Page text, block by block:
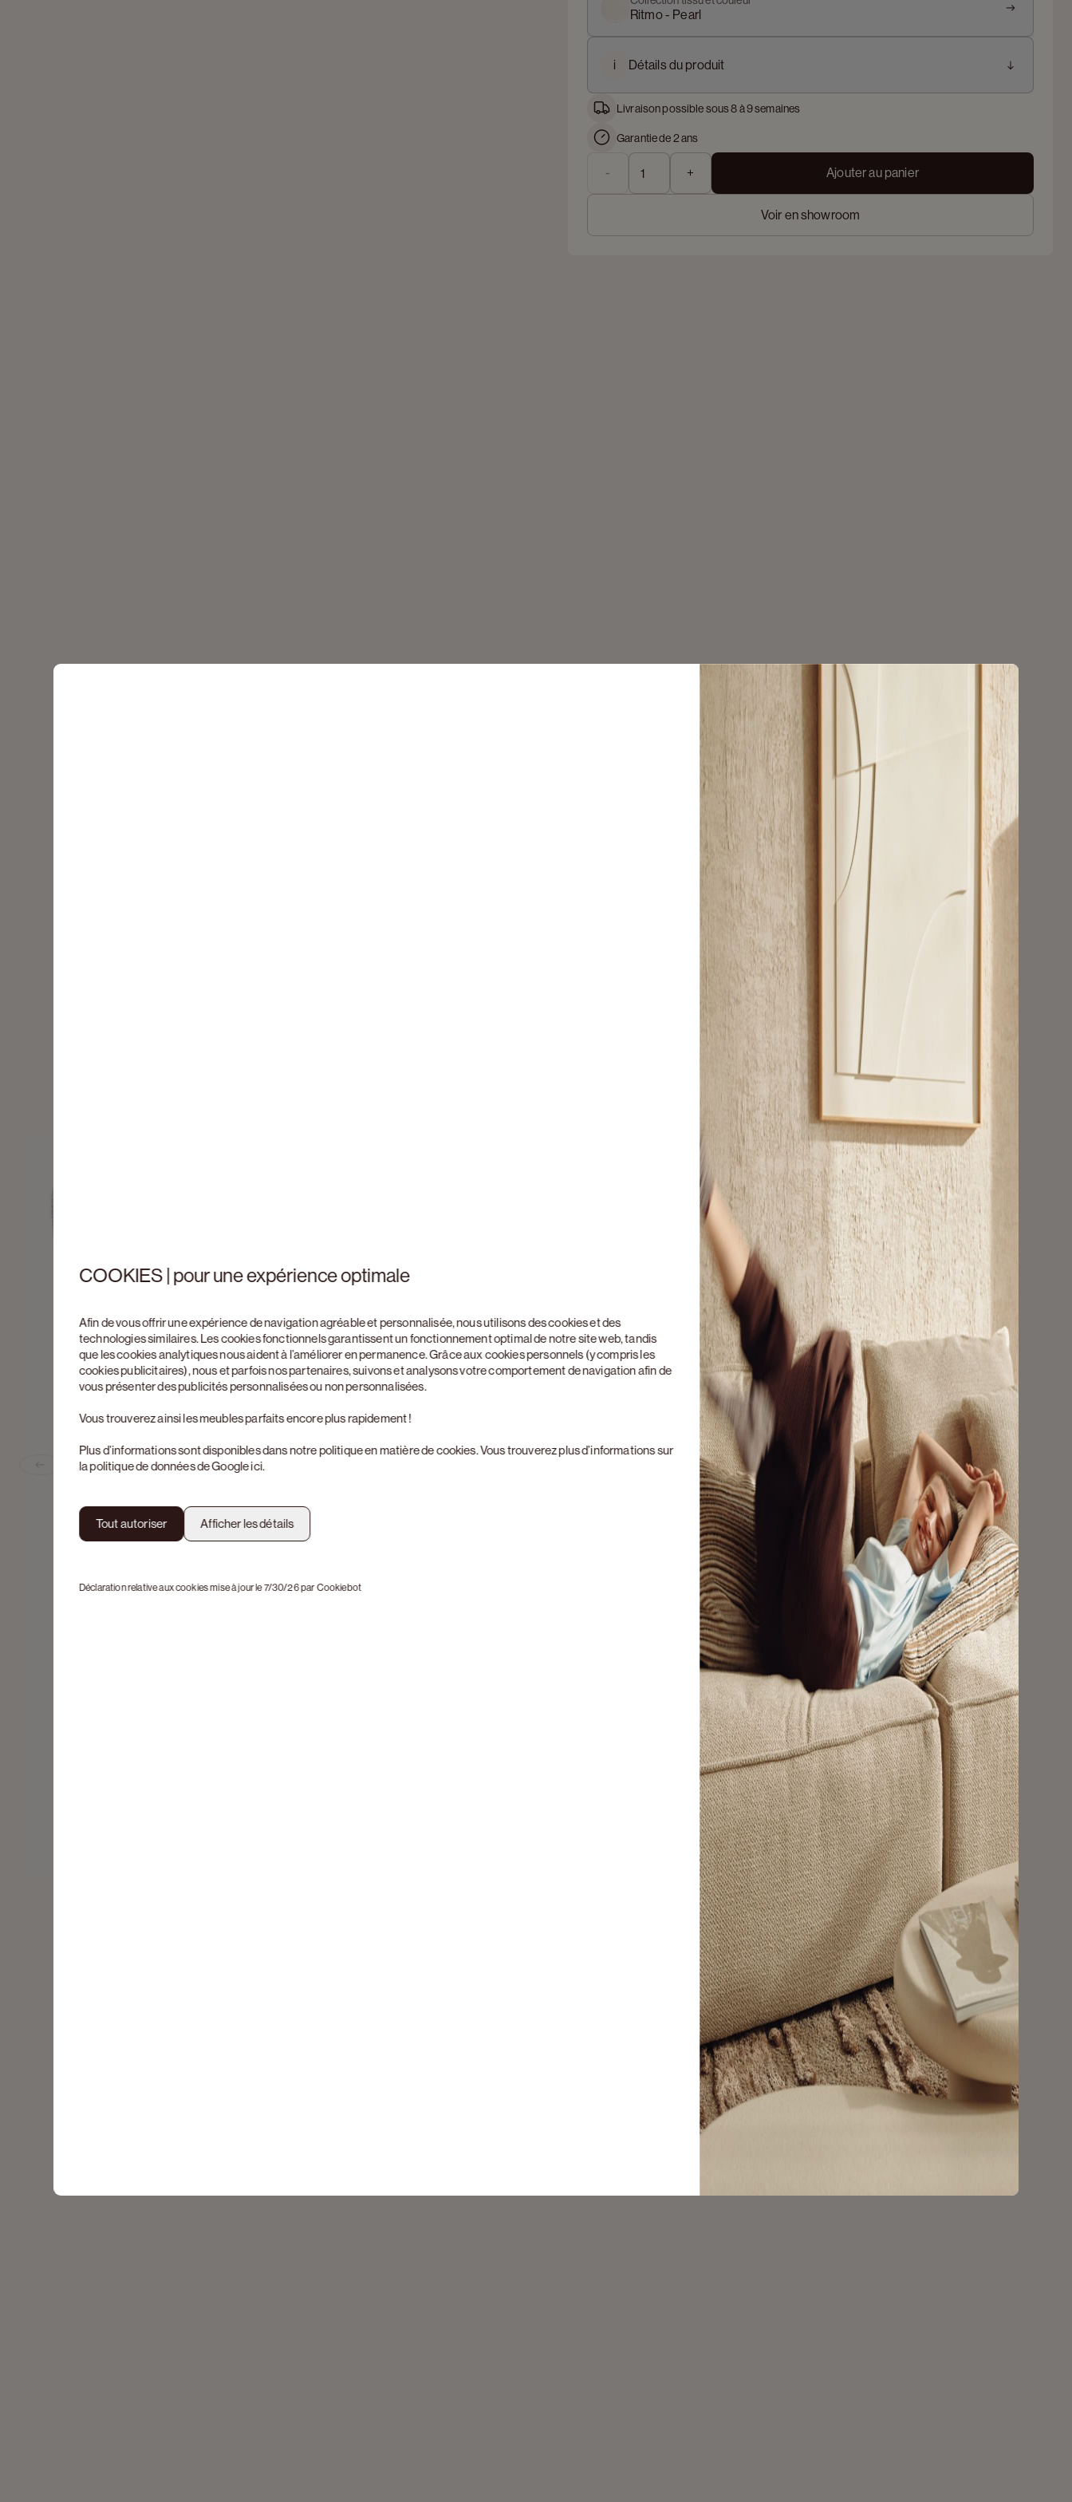
COOKIES | pour une expérience optimale
Afin de vous offrir une expérience de navigation agréable et personnalisée, nous utilisons des cookies et des
technologies similaires. Les cookies fonctionnels garantissent un fonctionnement optimal de notre site web, tandis
que les cookies analytiques nous aident à l’améliorer en permanence. Grâce aux cookies personnels (y compris les
cookies publicitaires), nous et parfois nos partenaires, suivons et analysons votre comportement de navigation afin de
vous présenter des publicités personnalisées ou non personnalisées.
Vous trouverez ainsi les meubles parfaits encore plus rapidement !
Plus d’informations sont disponibles dans notrepolitique en matière de cookies. Vous trouverez plus d’informations sur
la politique de données de Googleici.
Tout autoriser Afficher les détails
Déclaration relative aux cookies mise à jour le 7/30/26 parCookiebot
Previous slide
Ritmo - Pearl
i Détails du produit
Livraison possible sous 8 à 9 semaines
Garantie de 2 ans
- + Ajouter au panier
Voir en showroom